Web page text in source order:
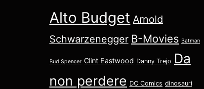
Alto Budget Arnold
Schwarzenegger B-Movies Batman
Bud Spencer Clint Eastwood Danny Trejo Da
non perdere DC Comics dinosauri